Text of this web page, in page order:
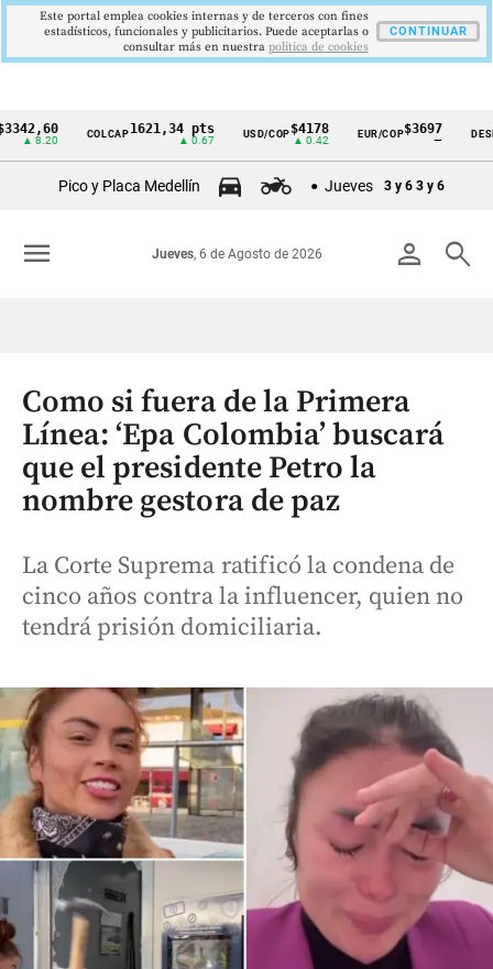
Cintillo
Colombia
COLCAP1621,34 pts USD/COP$4178
▲ 0.42
EUR/COP$3697
—
Pico y Placa Medellín Jueves 3 y 6 3 y 6
person search
Jueves, 6 de Agosto de 2026
menu
Como si fuera de la Primera
Línea: ‘Epa Colombia’ buscará
que el presidente Petro la
nombre gestora de paz
La Corte Suprema ratificó la condena de
cinco años contra la influencer, quien no
tendrá prisión domiciliaria.
Este portal emplea cookies internas y de terceros con fines
estadísticos, funcionales y publicitarios. Puede aceptarlas o
consultar más en nuestra politica de cookies
CONTINUAR